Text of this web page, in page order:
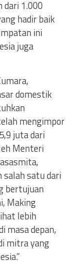
dari 1.000
hadir baik
ini
juga
domestik
mengimpor
juta dari
Menteri
satu dari
bertujuan
Making
lebih
masa depan,
mitra yang